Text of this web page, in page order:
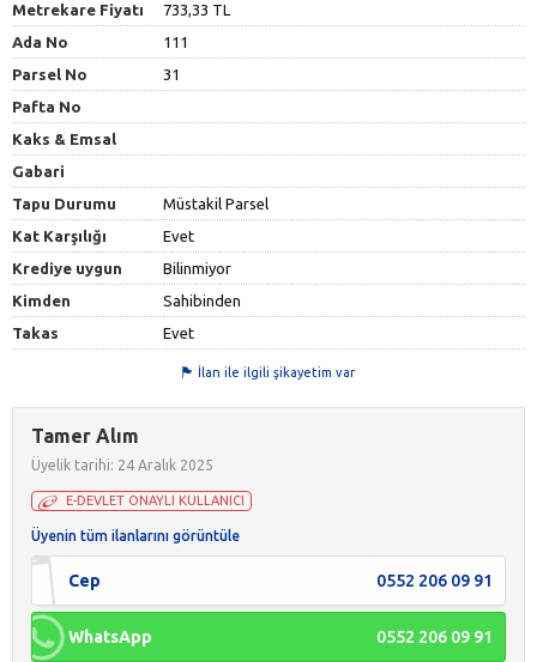
Metrekare Fiyatı
733,33 TL
Ada No
111
Parsel No
31
Pafta No
Kaks & Emsal
Gabari
Tapu Durumu
Müstakil Parsel
Kat Karşılığı
Evet
Krediye uygun
Bilinmiyor
Kimden
Sahibinden
Takas
Evet
İlan ile ilgili şikayetim var
Tamer Alım
Üyelik tarihi: 24 Aralık 2025
E-DEVLET ONAYLI KULLANICI
Üyenin tüm ilanlarını görüntüle
Cep 0552 206 09 91
WhatsApp 0552 206 09 91